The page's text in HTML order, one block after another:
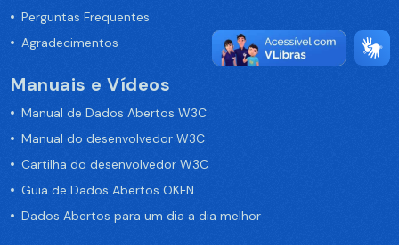
Perguntas Frequentes
Agradecimentos
Manuais e Vídeos
Manual de Dados Abertos W3C
Manual do desenvolvedor W3C
Cartilha do desenvolvedor W3C
Guia de Dados Abertos OKFN
Dados Abertos para um dia a dia melhor